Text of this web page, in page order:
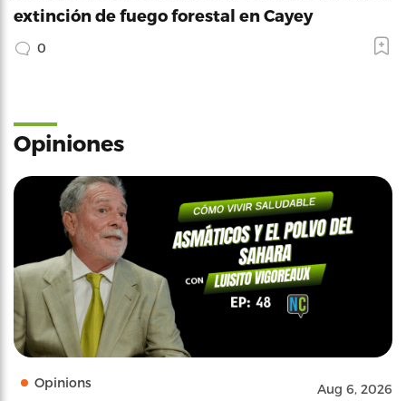
extinción de fuego forestal en Cayey
0
Opiniones
Opinions Aug 6, 2026